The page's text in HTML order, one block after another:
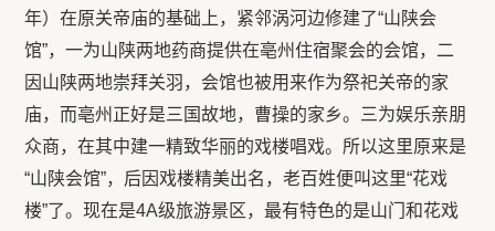
年）在原关帝庙的基础上，紧邻涡河边修建了“山陕会
馆”，一为山陕两地药商提供在亳州住宿聚会的会馆，二
因山陕两地崇拜关羽，会馆也被用来作为祭祀关帝的家
庙，而亳州正好是三国故地，曹操的家乡。三为娱乐亲朋
众商，在其中建一精致华丽的戏楼唱戏。所以这里原来是
“山陕会馆”，后因戏楼精美出名，老百姓便叫这里“花戏
楼”了。现在是4A级旅游景区，最有特色的是山门和花戏